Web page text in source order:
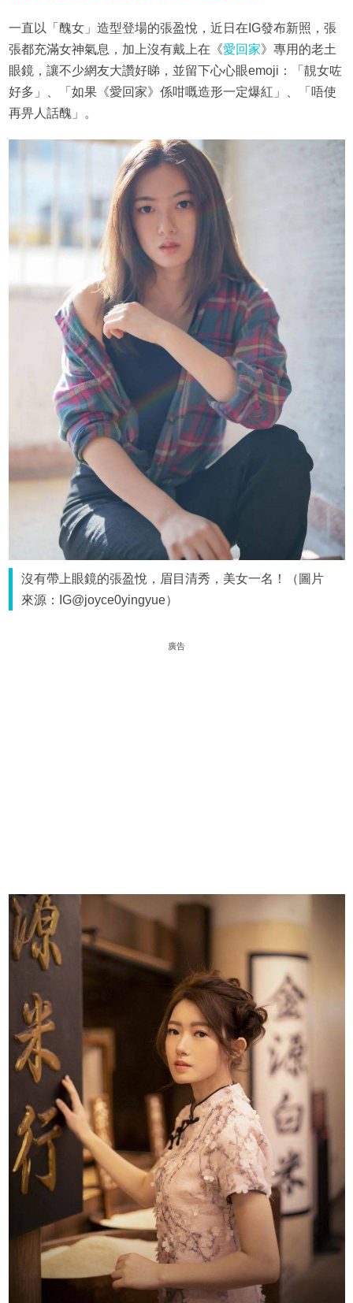
一直以「醜女」造型登場的張盈悅，近日在IG發布新照，張
張都充滿女神氣息，加上沒有戴上在《愛回家》專用的老土
眼鏡，讓不少網友大讚好睇，並留下心心眼emoji：「靚女咗
好多」、「如果《愛回家》係咁嘅造形一定爆紅」、「唔使
再畀人話醜」。
沒有帶上眼鏡的張盈悅，眉目清秀，美女一名！（圖片
來源：IG@joyce0yingyue）
廣告